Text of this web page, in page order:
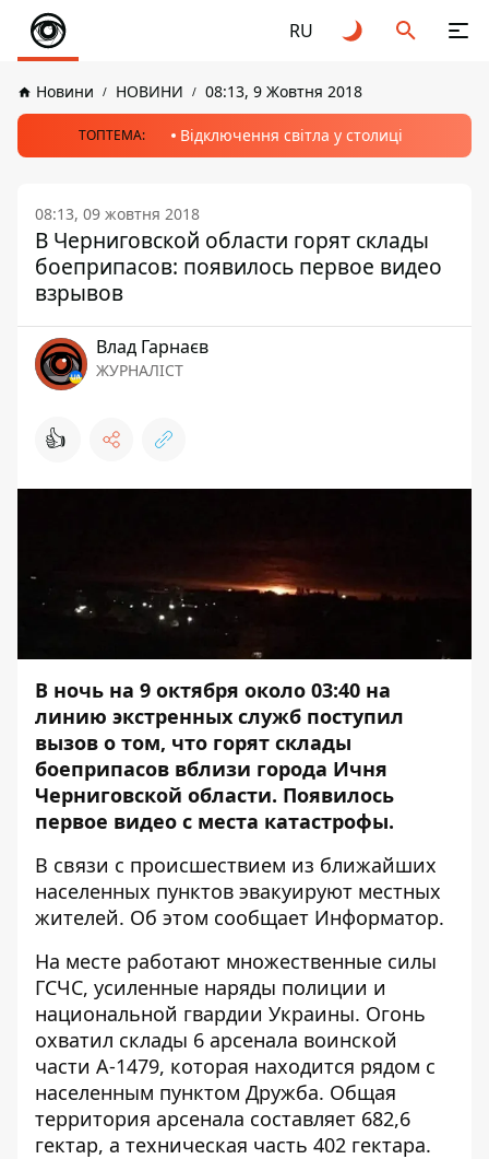
RU
Новини НОВИНИ 08:13, 9 Жовтня 2018
ТОПТЕМА: Відключення світла у столиці
08:13, 09 жовтня 2018
В Черниговской области горят склады
боеприпасов: появилось первое видео
взрывов
Влад Гарнаєв
ЖУРНАЛІСТ
👍
В ночь на 9 октября около 03:40 на
линию экстренных служб поступил
вызов о том, что горят склады
боеприпасов вблизи города Ичня
Черниговской области. Появилось
первое видео с места катастрофы.
В связи с происшествием из ближайших
населенных пунктов эвакуируют местных
жителей. Об этом сообщает Информатор.
На месте работают множественные силы
ГСЧС, усиленные наряды полиции и
национальной гвардии Украины. Огонь
охватил склады 6 арсенала воинской
части А-1479, которая находится рядом с
населенным пунктом Дружба. Общая
территория арсенала составляет 682,6
гектар, а техническая часть 402 гектара.